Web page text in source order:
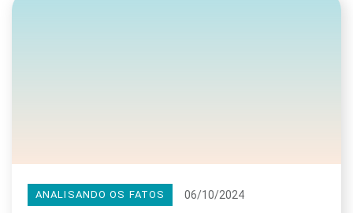
ANALISANDO OS FATOS 06/10/2024